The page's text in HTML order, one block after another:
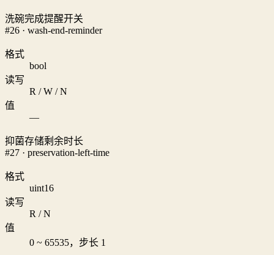
洗碗完成提醒开关
#26 · wash-end-reminder
格式
bool
读写
R / W / N
值
—
抑菌存储剩余时长
#27 · preservation-left-time
格式
uint16
读写
R / N
值
0 ~ 65535，步长 1